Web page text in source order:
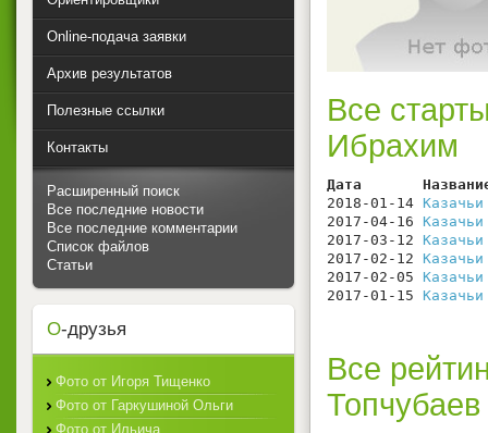
Все
Ибрахим
Дата
2018-01-14
2017-04-16
2017-03-12
2017-02-12
2017-02-05
2017-01-15
Все
Online-подача заявки
Архив результатов
Полезные ссылки
Контакты
Расширенный поиск
Все последние новости
Все последние комментарии
Список файлов
Статьи
О-друзья
Фото от Игоря Тищенко
Фото от Гаркушиной Ольги
Фото от Ильича